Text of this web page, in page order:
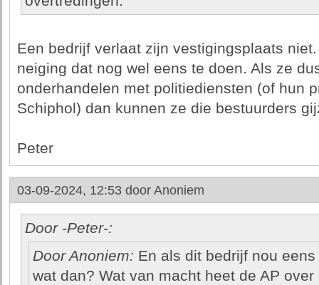
Een bedrijf verlaat zijn vestigingsplaats
neiging dat nog wel eens te doen. Als ze
onderhandelen met politiediensten (of hun
Schiphol) dan kunnen ze die bestuurders
Peter
03-09-2024, 12:53 door Anoniem
Door -Peter-:
Door Anoniem: En als dit bedrijf nou
wat dan? Wat van macht heet de AP